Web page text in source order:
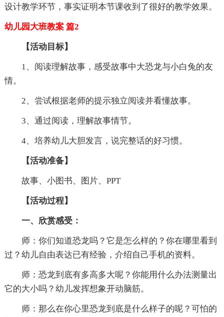
设计教学环节，事实证明本节课收到了很好的教学效果。
幼儿园大班教案 篇2
【活动目标】
1、阅读理解故事，感受故事中大恐龙与小白兔的友
情。
2、尝试根据老师的提示独立阅读并看懂故事。
3、通过阅读，理解故事情节。
4、培养幼儿大胆发言，说完整话的好习惯。
【活动准备】
故事、小图书、图片、PPT
【活动过程】
一、欣赏感受：
师：你们知道恐龙吗？它是怎么样的？你在哪里看到
过？幼儿自由表达已有经验，介绍自己手机的资料。
师：恐龙到底有多高多大呢？你能用什么办法测量出
它的大小吗？幼儿发挥想象开动脑筋。
师：那么在你心里恐龙到底是什么样子的呢？可怕的